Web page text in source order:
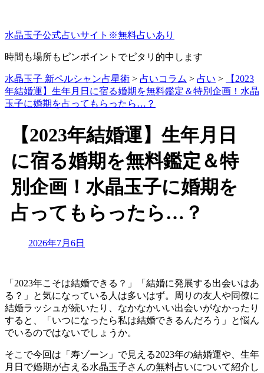
テ
ン
ツ
へ
ス
キ
水晶玉子公式占いサイト※無料占いあり
時間も場所もピンポイントでピタリ的中します
水晶玉子 新ペルシャン占星術 > 占いコラム > 占い >
【2023
年結婚運】生年月日に宿る婚期を無料鑑定＆特別企画！水晶
玉子に婚期を占ってもらったら…？
【2023年結婚運】生年月日
に宿る婚期を無料鑑定＆特
別企画！水晶玉子に婚期を
占ってもらったら…？
Updated
2026年7月6日
「2023年こそは結婚できる？」「結婚に発展する出会いはあ
る？」と気になっている人は多いはず。周りの友人や同僚に
結婚ラッシュが続いたり、なかなかいい出会いがなかったり
すると、「いつになったら私は結婚できるんだろう」と悩ん
でいるのではないでしょうか。
そこで今回は「寿ゾーン」で見える2023年の結婚運や、生年
月日で婚期が占える水晶玉子さんの無料占いについて紹介し